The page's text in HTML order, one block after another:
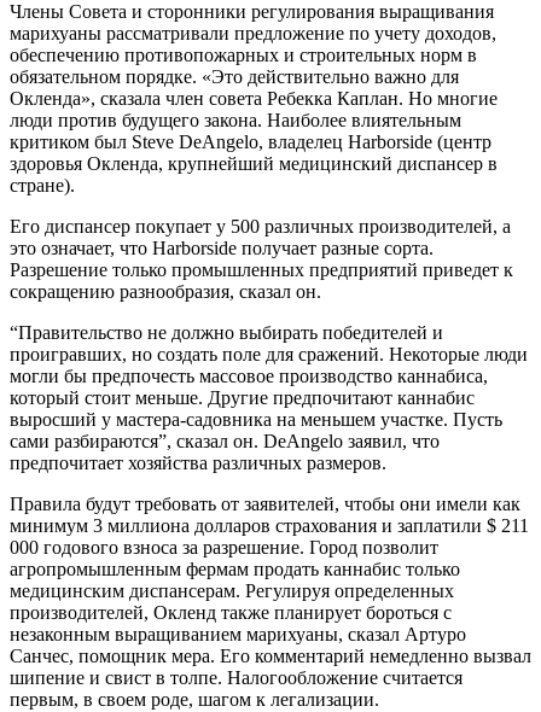
Члены Совета и сторонники регулирования выращивания
марихуаны рассматривали предложение по учету доходов,
обеспечению противопожарных и строительных норм в
обязательном порядке. «Это действительно важно для
Окленда», сказала член совета Ребекка Каплан. Но многие
люди против будущего закона. Наиболее влиятельным
критиком был Steve DeAngelo, владелец Harborside (центр
здоровья Окленда, крупнейший медицинский диспансер в
стране).
Его диспансер покупает у 500 различных производителей, а
это означает, что Harborside получает разные сорта.
Разрешение только промышленных предприятий приведет к
сокращению разнообразия, сказал он.
“Правительство не должно выбирать победителей и
проигравших, но создать поле для сражений. Некоторые люди
могли бы предпочесть массовое производство каннабиса,
который стоит меньше. Другие предпочитают каннабис
выросший у мастера-садовника на меньшем участке. Пусть
сами разбираются”, сказал он. DeAngelo заявил, что
предпочитает хозяйства различных размеров.
Правила будут требовать от заявителей, чтобы они имели как
минимум 3 миллиона долларов страхования и заплатили $ 211
000 годового взноса за разрешение. Город позволит
агропромышленным фермам продать каннабис только
медицинским диспансерам. Регулируя определенных
производителей, Окленд также планирует бороться с
незаконным выращиванием марихуаны, сказал Артуро
Санчес, помощник мера. Его комментарий немедленно вызвал
шипение и свист в толпе. Налогообложение считается
первым, в своем роде, шагом к легализации.